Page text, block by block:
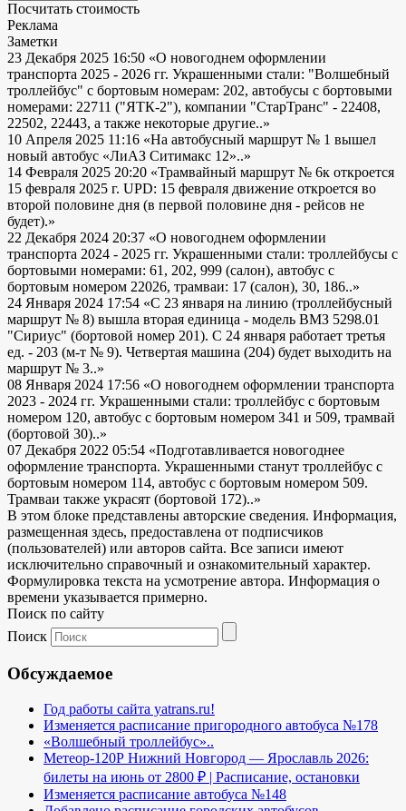
Посчитать стоимость
Реклама
Заметки
23 Декабря 2025 16:50 «О новогоднем оформлении
транспорта 2025 - 2026 гг. Украшенными стали: "Волшебный
троллейбус" с бортовым номерам: 202, автобусы с бортовыми
номерами: 22711 ("ЯТК-2"), компании "СтарТранс" - 22408,
22502, 22443, а также некоторые другие..»
10 Апреля 2025 11:16 «На автобусный маршрут № 1 вышел
новый автобус «ЛиАЗ Ситимакс 12»..»
14 Февраля 2025 20:20 «Трамвайный маршрут № 6к откроется
15 февраля 2025 г. UPD: 15 февраля движение откроется во
второй половине дня (в первой половине дня - рейсов не
будет).»
22 Декабря 2024 20:37 «О новогоднем оформлении
транспорта 2024 - 2025 гг. Украшенными стали: троллейбусы с
бортовыми номерами: 61, 202, 999 (салон), автобус с
бортовым номером 22026, трамваи: 17 (салон), 30, 186..»
24 Января 2024 17:54 «С 23 января на линию (троллейбусный
маршрут № 8) вышла вторая единица - модель ВМЗ 5298.01
"Сириус" (бортовой номер 201). С 24 января работает третья
ед. - 203 (м-т № 9). Четвертая машина (204) будет выходить на
маршрут № 3..»
08 Января 2024 17:56 «О новогоднем оформлении транспорта
2023 - 2024 гг. Украшенными стали: троллейбус с бортовым
номером 120, автобус с бортовым номером 341 и 509, трамвай
(бортовой 30)..»
07 Декабря 2022 05:54 «Подготавливается новогоднее
оформление транспорта. Украшенными станут троллейбус с
бортовым номером 114, автобус с бортовым номером 509.
Трамваи также украсят (бортовой 172)..»
В этом блоке представлены авторские сведения. Информация,
размещенная здесь, предоставлена от подписчиков
(пользователей) или авторов сайта. Все записи имеют
исключительно справочный и ознакомительный характер.
Формулировка текста на усмотрение автора. Информация о
времени указывается примерно.
Поиск по сайту
Поиск
Обсуждаемое
Год работы сайта yatrans.ru!
Изменяется расписание пригородного автобуса №178
«Волшебный троллейбус»..
Метеор-120Р Нижний Новгород — Ярославль 2026:
билеты на июнь от 2800 ₽ | Расписание, остановки
Изменяется расписание автобуса №148